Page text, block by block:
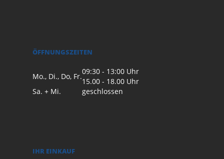
ÖFFNUNGSZEITEN
Mo., Di., Do, Fr.
09:30 - 13:00 Uhr
15.00 - 18.00 Uhr
Sa. + Mi.
geschlossen
IHR EINKAUF